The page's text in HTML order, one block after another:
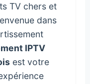
TV chers et
dans
IPTV
est votre